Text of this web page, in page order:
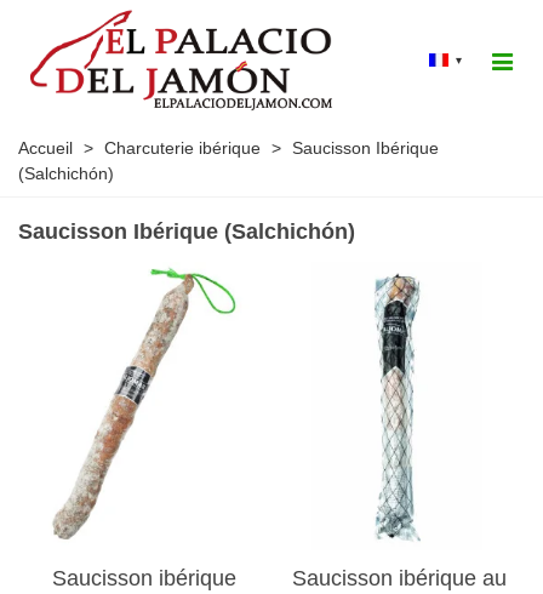
▾
Accueil > Charcuterie ibérique > Saucisson Ibérique
(Salchichón)
Saucisson Ibérique (Salchichón)
Saucisson ibérique
Saucisson ibérique au